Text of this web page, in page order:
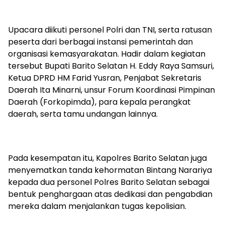
‎Upacara diikuti personel Polri dan TNI, serta ratusan
peserta dari berbagai instansi pemerintah dan
organisasi kemasyarakatan. Hadir dalam kegiatan
tersebut Bupati Barito Selatan H. Eddy Raya Samsuri,
Ketua DPRD HM Farid Yusran, Penjabat Sekretaris
Daerah Ita Minarni, unsur Forum Koordinasi Pimpinan
Daerah (Forkopimda), para kepala perangkat
daerah, serta tamu undangan lainnya.
‎Pada kesempatan itu, Kapolres Barito Selatan juga
menyematkan tanda kehormatan Bintang Narariya
kepada dua personel Polres Barito Selatan sebagai
bentuk penghargaan atas dedikasi dan pengabdian
mereka dalam menjalankan tugas kepolisian.